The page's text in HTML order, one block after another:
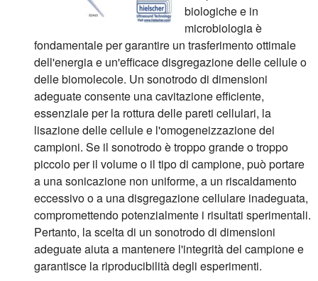
biologiche e in
microbiologia è
fondamentale per garantire un trasferimento ottimale
dell'energia e un'efficace disgregazione delle cellule o
delle biomolecole. Un sonotrodo di dimensioni
adeguate consente una cavitazione efficiente,
essenziale per la rottura delle pareti cellulari, la
lisazione delle cellule e l'omogeneizzazione dei
campioni. Se il sonotrodo è troppo grande o troppo
piccolo per il volume o il tipo di campione, può portare
a una sonicazione non uniforme, a un riscaldamento
eccessivo o a una disgregazione cellulare inadeguata,
compromettendo potenzialmente i risultati sperimentali.
Pertanto, la scelta di un sonotrodo di dimensioni
adeguate aiuta a mantenere l'integrità del campione e
garantisce la riproducibilità degli esperimenti.